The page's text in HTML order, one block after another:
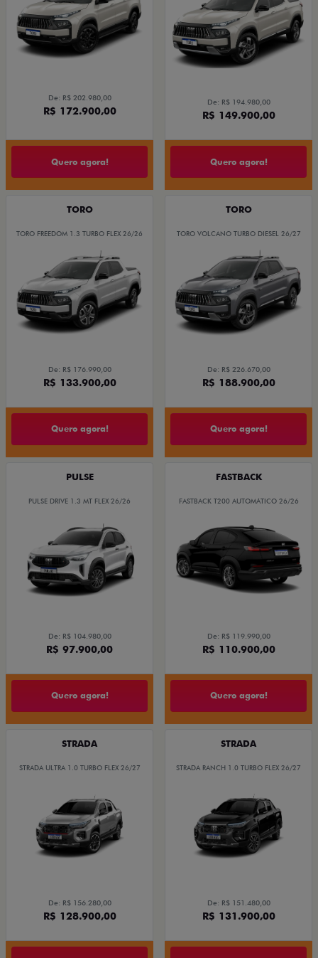
De: R$ 202.980,00
R$ 172.900,00
Quero agora!
De: R$ 194.980,00
R$ 149.900,00
Quero agora!
TORO
TORO FREEDOM 1.3 TURBO FLEX 26/26
De: R$ 176.990,00
R$ 133.900,00
Quero agora!
TORO
TORO VOLCANO TURBO DIESEL 26/27
De: R$ 226.670,00
R$ 188.900,00
Quero agora!
PULSE
PULSE DRIVE 1.3 MT FLEX 26/26
De: R$ 104.980,00
R$ 97.900,00
Quero agora!
FASTBACK
FASTBACK T200 AUTOMÁTICO 26/26
De: R$ 119.990,00
R$ 110.900,00
Quero agora!
STRADA
STRADA ULTRA 1.0 TURBO FLEX 26/27
De: R$ 156.280,00
R$ 128.900,00
STRADA
STRADA RANCH 1.0 TURBO FLEX 26/27
De: R$ 151.480,00
R$ 131.900,00